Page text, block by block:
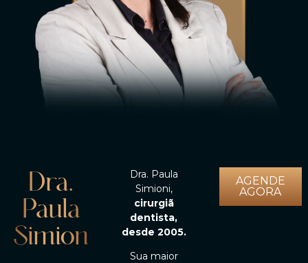
Dra.
Paula
Simioni
Dra. Paula
Simioni,
cirurgiã
dentista,
desde 2005.
Sua maior
AGENDE
AGORA